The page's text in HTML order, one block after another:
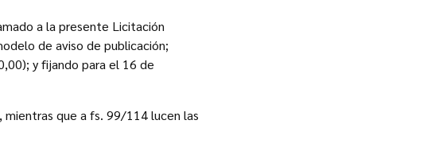
a la presente Licitación
de aviso de publicación;
y fijando para el 16 de
mientras que a fs. 99/114 lucen las